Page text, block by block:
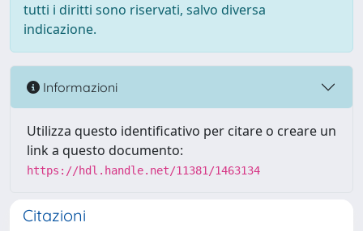
tutti i diritti sono riservati, salvo diversa
indicazione.
Informazioni
Utilizza questo identificativo per citare o creare un
link a questo documento:
https://hdl.handle.net/11381/1463134
Citazioni